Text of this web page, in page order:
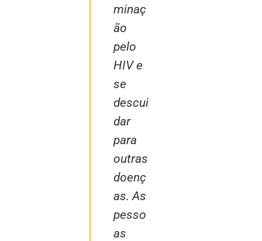
minaç
ão
pelo
HIV e
se
descui
dar
para
outras
doenç
as. As
pesso
as